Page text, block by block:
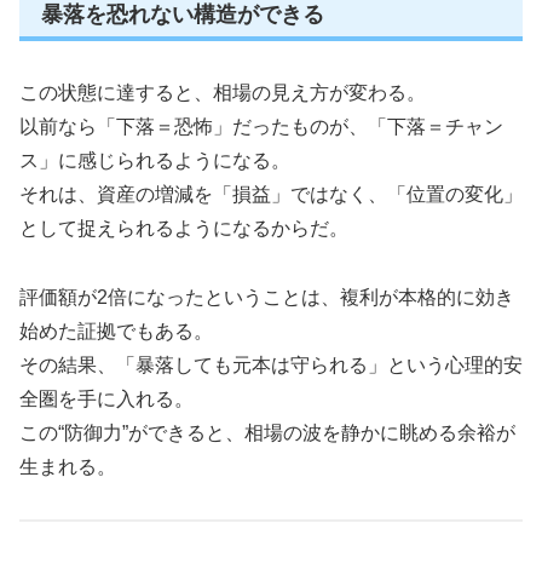
暴落を恐れない構造ができる
この状態に達すると、相場の見え方が変わる。
以前なら「下落＝恐怖」だったものが、「下落＝チャン
ス」に感じられるようになる。
それは、資産の増減を「損益」ではなく、「位置の変化」
として捉えられるようになるからだ。
評価額が2倍になったということは、複利が本格的に効き
始めた証拠でもある。
その結果、「暴落しても元本は守られる」という心理的安
全圏を手に入れる。
この“防御力”ができると、相場の波を静かに眺める余裕が
生まれる。